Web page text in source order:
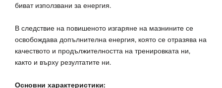
биват използвани за енергия.
В следствие на повишеното изгаряне на мазнините се
освобождава допълнителна енергия, която се отразява на
качеството и продължителността на тренировката ни,
както и върху резултатите ни.
Основни характеристики: